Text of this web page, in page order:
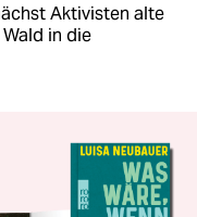
Aktivisten alte
in die